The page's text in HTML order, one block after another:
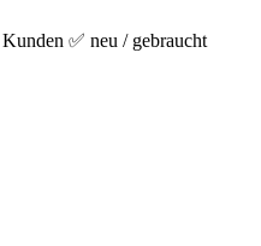
✅ neu / gebraucht